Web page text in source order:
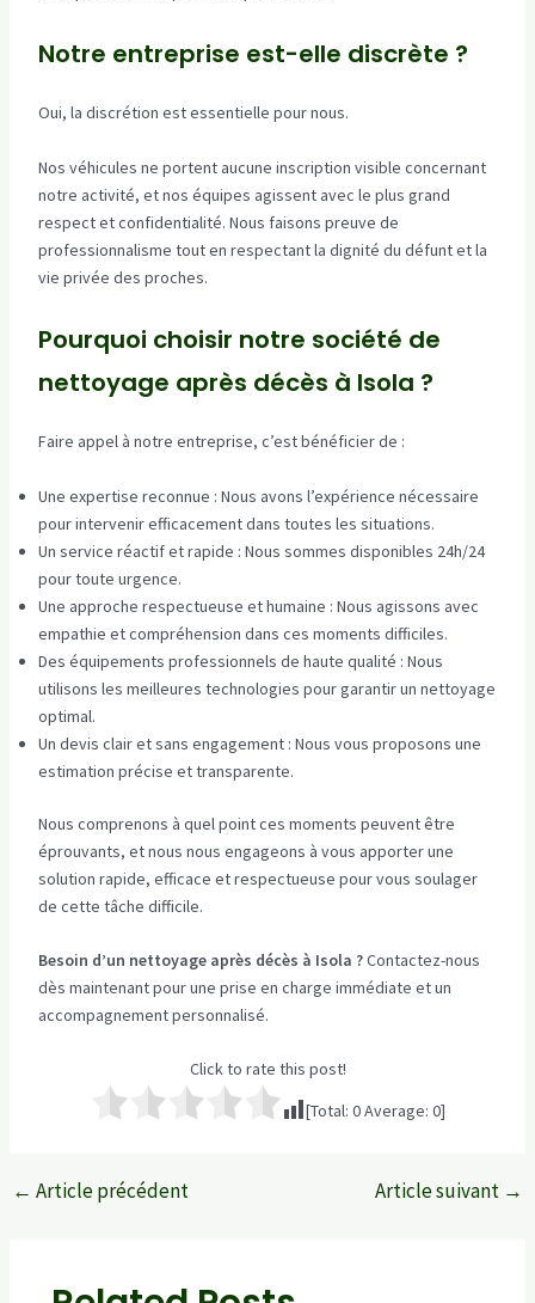
Notre entreprise est-elle discrète ?
Oui, la discrétion est essentielle pour nous.
Nos véhicules ne portent aucune inscription visible concernant
notre activité, et nos équipes agissent avec le plus grand
respect et confidentialité. Nous faisons preuve de
professionnalisme tout en respectant la dignité du défunt et la
vie privée des proches.
Pourquoi choisir notre société de
nettoyage après décès à Isola ?
Faire appel à notre entreprise, c’est bénéficier de :
Une expertise reconnue : Nous avons l’expérience nécessaire
pour intervenir efficacement dans toutes les situations.
Un service réactif et rapide : Nous sommes disponibles 24h/24
pour toute urgence.
Une approche respectueuse et humaine : Nous agissons avec
empathie et compréhension dans ces moments difficiles.
Des équipements professionnels de haute qualité : Nous
utilisons les meilleures technologies pour garantir un nettoyage
optimal.
Un devis clair et sans engagement : Nous vous proposons une
estimation précise et transparente.
Nous comprenons à quel point ces moments peuvent être
éprouvants, et nous nous engageons à vous apporter une
solution rapide, efficace et respectueuse pour vous soulager
de cette tâche difficile.
Besoin d’un nettoyage après décès à Isola ?Contactez-nous
dès maintenant pour une prise en charge immédiate et un
accompagnement personnalisé.
Click to rate this post!
[Total: 0Average: 0]
Navigation
← Article précédent Article suivant →